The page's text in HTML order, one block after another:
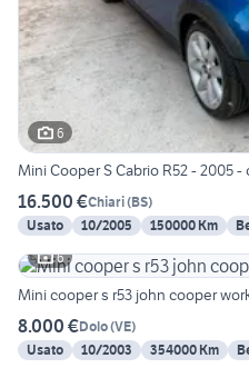
6
Mini Cooper S Cabrio R52 - 2005 -
16.500 €Chiari(BS)
Usato
10/2005 150000 Km
6
Mini cooper s r53 john cooper
8.000 €Dolo(VE)
Usato
10/2003 354000 Km